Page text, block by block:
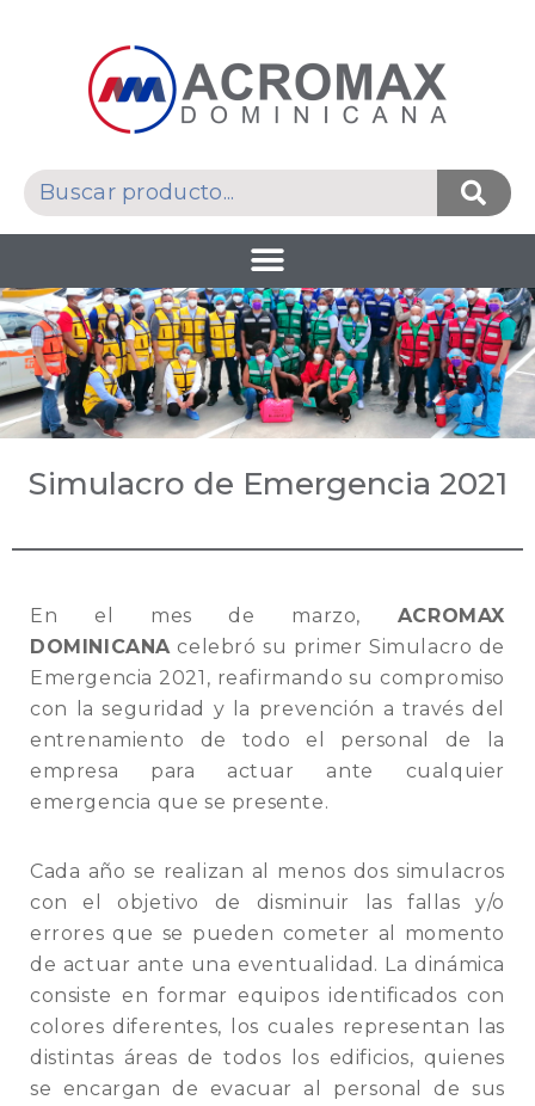
Simulacro de Emergencia 2021
En el mes de marzo, ACROMAX
DOMINICANA celebró su primer Simulacro de
Emergencia 2021, reafirmando su compromiso
con la seguridad y la prevención a través del
entrenamiento de todo el personal de la
empresa para actuar ante cualquier
emergencia que se presente.
Cada año se realizan al menos dos simulacros
con el objetivo de disminuir las fallas y/o
errores que se pueden cometer al momento
de actuar ante una eventualidad. La dinámica
consiste en formar equipos identificados con
colores diferentes, los cuales representan las
distintas áreas de todos los edificios, quienes
se encargan de evacuar al personal de sus